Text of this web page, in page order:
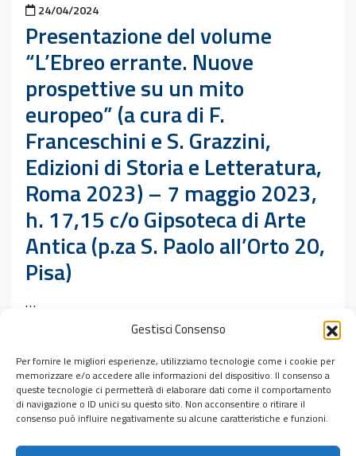
Gestisci Consenso
Per fornire le migliori esperienze, utilizziamo tecnologie come i cookie per
memorizzare e/o accedere alle informazioni del dispositivo. Il consenso a
queste tecnologie ci permetterà di elaborare dati come il comportamento
di navigazione o ID unici su questo sito. Non acconsentire o ritirare il
consenso può influire negativamente su alcune caratteristiche e funzioni.
Pubblicato il
24/04/2024
Presentazione del volume
“L’Ebreo errante. Nuove
prospettive su un mito
europeo” (a cura di F.
Franceschini e S. Grazzini,
Edizioni di Storia e Letteratura,
Roma 2023) – 7 maggio 2023,
h. 17,15 c/o Gipsoteca di Arte
Antica (p.za S. Paolo all’Orto 20,
Pisa)
…
Pubblicato inEventi
TagAdriano Fabris,Claudio Galderisi,Ebreo Errante,Edizioni di
Storia e Letteratura,Fabrizio Franceschini,Laura Quercioli
Mincer ,mito europeo,Serena Grazzini